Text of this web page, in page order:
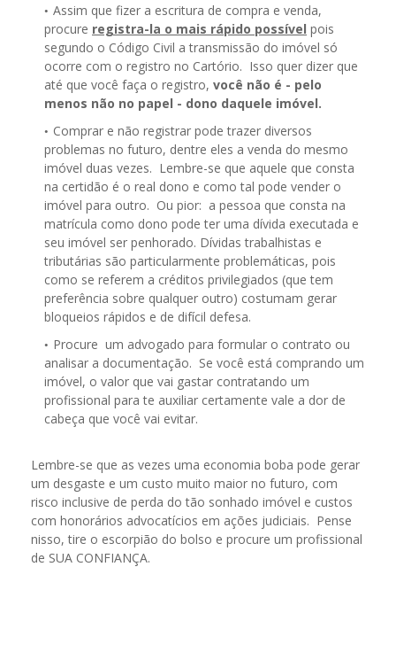
Assim que fizer a escritura de compra e venda,
procure registra-la o mais rápido possível pois
segundo o Código Civil a transmissão do imóvel só
ocorre com o registro no Cartório. Isso quer dizer que
até que você faça o registro, você não é - pelo
menos não no papel - dono daquele imóvel.
Comprar e não registrar pode trazer diversos
problemas no futuro, dentre eles a venda do mesmo
imóvel duas vezes. Lembre-se que aquele que consta
na certidão é o real dono e como tal pode vender o
imóvel para outro. Ou pior: a pessoa que consta na
matrícula como dono pode ter uma dívida executada e
seu imóvel ser penhorado. Dívidas trabalhistas e
tributárias são particularmente problemáticas, pois
como se referem a créditos privilegiados (que tem
preferência sobre qualquer outro) costumam gerar
bloqueios rápidos e de difícil defesa.
Procure um advogado para formular o contrato ou
analisar a documentação. Se você está comprando um
imóvel, o valor que vai gastar contratando um
profissional para te auxiliar certamente vale a dor de
cabeça que você vai evitar.
Lembre-se que as vezes uma economia boba pode gerar
um desgaste e um custo muito maior no futuro, com
risco inclusive de perda do tão sonhado imóvel e custos
com honorários advocatícios em ações judiciais. Pense
nisso, tire o escorpião do bolso e procure um profissional
de SUA CONFIANÇA.